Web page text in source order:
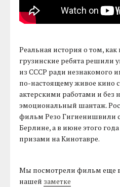
Реальная история о том, как
грузинские ребята решили
из СССР ради незнакомого
по-настоящему живое кино
актерскими работами и без
эмоциональный шантаж.
фильм Резо Гигиенишвили
Берлине, а в июне этого
призами на Кинотавре.
Мы посмотрели фильм еще
нашей заметке